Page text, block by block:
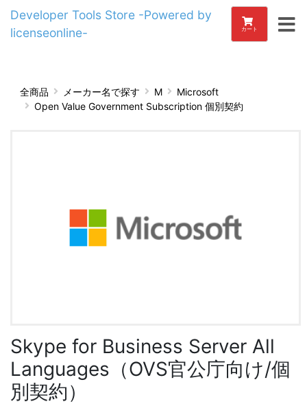
Developer Tools Store -Powered by
licenseonline-
カート
全商品 メーカー名で探す M
Microsoft
Open Value Government Subscription 個別契約
Skype for Business Server All
Languages（OVS官公庁向け/個
別契約）